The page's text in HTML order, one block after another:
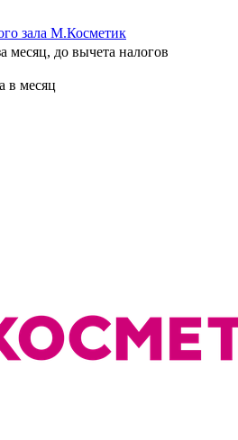
зала М.Косметик
месяц, до вычета налогов
в месяц